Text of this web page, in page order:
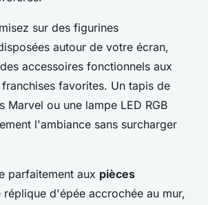
sur des figurines
autour de votre écran,
accessoires fonctionnels aux
favorites. Un tapis de
Marvel ou une lampe LED RGB
l'ambiance sans surcharger
parfaitement aux pièces
réplique d'épée accrochée au mur,